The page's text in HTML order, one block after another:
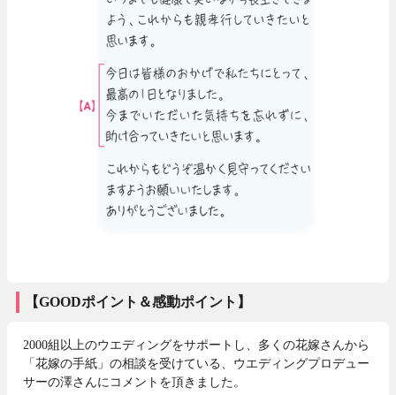
【GOODポイント＆感動ポイント】
2000組以上のウエディングをサポートし、多くの花嫁さんから
「花嫁の手紙」の相談を受けている、ウエディングプロデュー
サーの澤さんにコメントを頂きました。